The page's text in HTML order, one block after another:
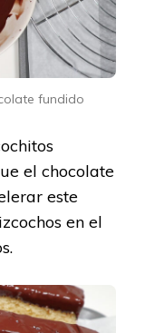
fundido
el chocolate
este
en el